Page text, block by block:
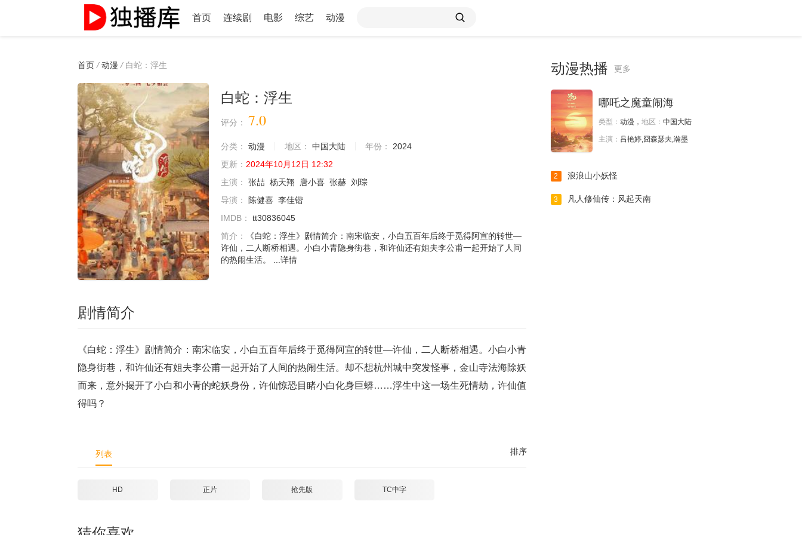
首页 连续剧 电影 综艺 动漫
首页 / 动漫 / 白蛇：浮生
白蛇：浮生
评分： 7.0
分类： 动漫 地区： 中国大陆 年份：
2024
更新： 2024年10月12日 12:32
主演：
张喆 杨天翔 唐小喜 张赫 刘琮
导演：
陈健喜 李佳锴
IMDB：
tt30836045
简介：
《白蛇：浮生》剧情简介：南宋临安，小白五百年后终于觅得阿宣的转世—
许仙，二人断桥相遇。小白小青隐身街巷，和许仙还有姐夫李公甫一起开始了人间
的热闹生活。 ... 详情
剧情简介
《白蛇：浮生》剧情简介：南宋临安，小白五百年后终于觅得阿宣的转世—许仙，二人断桥相遇。小白小青
隐身街巷，和许仙还有姐夫李公甫一起开始了人间的热闹生活。却不想杭州城中突发怪事，金山寺法海除妖
而来，意外揭开了小白和小青的蛇妖身份，许仙惊恐目睹小白化身巨蟒……浮生中这一场生死情劫，许仙值
得吗？
排序
列表
HD 正片 抢先版 TC中字
动漫热播 更多
哪吒之魔童闹海
类型： 动漫， 地区： 中国大陆
主演： 吕艳婷,囧森瑟夫,瀚墨
2 浪浪山小妖怪
3 凡人修仙传：风起天南